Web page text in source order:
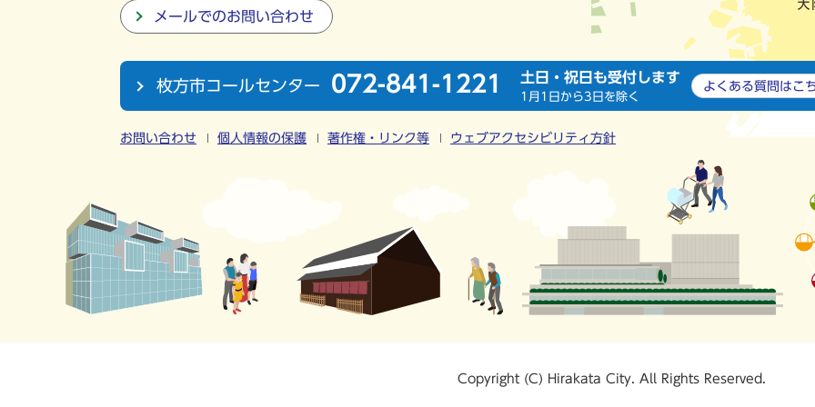
メールでのお問い合わせ
枚方市コールセンター 072-841-1221 土日・祝日も受付します
1月1日から3日を除く
よくある質問は こ
お問い合わせ 個人情報の保護 著作権・リンク等 ウェブアクセシビリティ方針
Copyright (C) Hirakata City. All Rights Reserved.